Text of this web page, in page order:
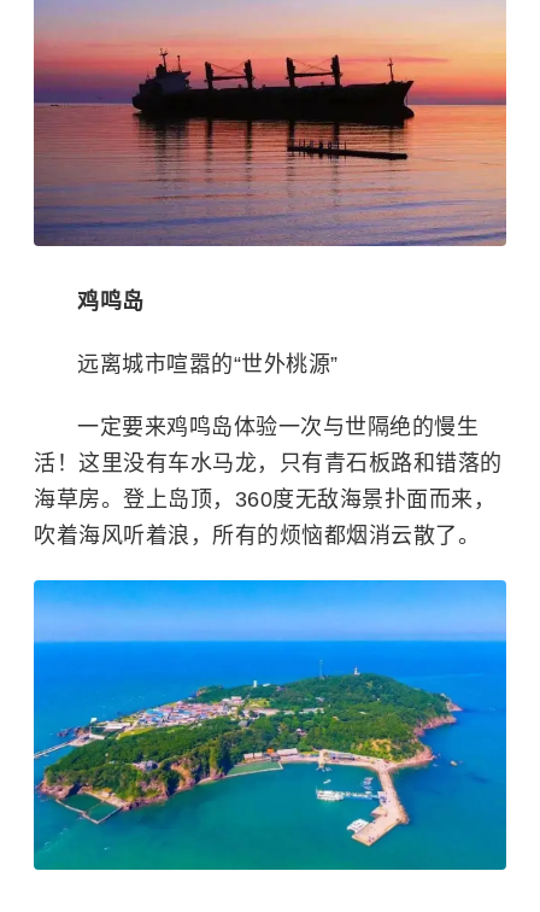
鸡鸣岛
远离城市喧嚣的“世外桃源”
一定要来鸡鸣岛体验一次与世隔绝的慢生
活！这里没有车水马龙，只有青石板路和错落的
海草房。登上岛顶，360度无敌海景扑面而来，
吹着海风听着浪，所有的烦恼都烟消云散了。